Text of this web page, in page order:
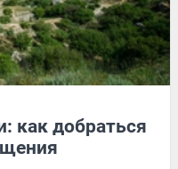
как добраться